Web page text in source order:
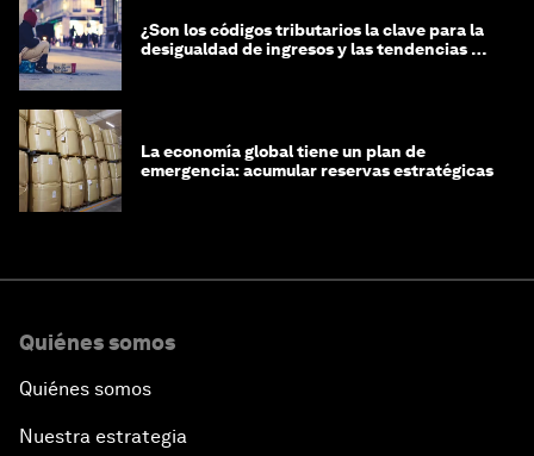
¿Son los códigos tributarios la clave para la
desigualdad de ingresos y las tendencias de
La economía global tiene un plan de
emergencia: acumular reservas estratégicas
Quiénes somos
Quiénes somos
Nuestra estrategia